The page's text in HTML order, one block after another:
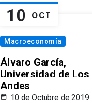
10 OCT
Macroeconomía
Álvaro García,
Universidad de Los
Andes
10 de Octubre de 2019